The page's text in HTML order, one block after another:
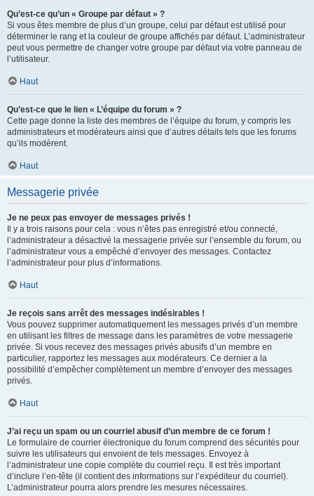
Qu’est-ce qu’un « Groupe par défaut » ?
Si vous êtes membre de plus d’un groupe, celui par défaut est utilisé pour
déterminer le rang et la couleur de groupe affichés par défaut. L’administrateur
peut vous permettre de changer votre groupe par défaut via votre panneau de
l’utilisateur.
Haut
Qu’est-ce que le lien « L’équipe du forum » ?
Cette page donne la liste des membres de l’équipe du forum, y compris les
administrateurs et modérateurs ainsi que d’autres détails tels que les forums
qu’ils modèrent.
Haut
Messagerie privée
Je ne peux pas envoyer de messages privés !
Il y a trois raisons pour cela : vous n’êtes pas enregistré et/ou connecté,
l’administrateur a désactivé la messagerie privée sur l’ensemble du forum, ou
l’administrateur vous a empêché d’envoyer des messages. Contactez
l’administrateur pour plus d’informations.
Haut
Je reçois sans arrêt des messages indésirables !
Vous pouvez supprimer automatiquement les messages privés d’un membre
en utilisant les filtres de message dans les paramètres de votre messagerie
privée. Si vous recevez des messages privés abusifs d’un membre en
particulier, rapportez les messages aux modérateurs. Ce dernier a la
possibilité d’empêcher complètement un membre d’envoyer des messages
privés.
Haut
J’ai reçu un spam ou un courriel abusif d’un membre de ce forum !
Le formulaire de courrier électronique du forum comprend des sécurités pour
suivre les utilisateurs qui envoient de tels messages. Envoyez à
l’administrateur une copie complète du courriel reçu. Il est très important
d’inclure l’en-tête (il contient des informations sur l’expéditeur du courriel).
L’administrateur pourra alors prendre les mesures nécessaires.